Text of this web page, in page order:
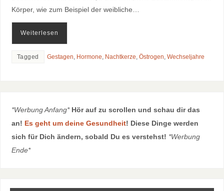
Körper, wie zum Beispiel der weibliche…
Weiterlesen
Tagged Gestagen, Hormone, Nachtkerze, Östrogen, Wechseljahre
*Werbung Anfang* Hör auf zu scrollen und schau dir das
an! Es geht um deine Gesundheit! Diese Dinge werden
sich für Dich ändern, sobald Du es verstehst! *Werbung
Ende*